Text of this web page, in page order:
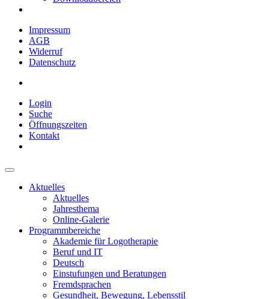
Impressum
AGB
Widerruf
Datenschutz
Login
Suche
Öffnungszeiten
Kontakt
Aktuelles
Aktuelles
Jahresthema
Online-Galerie
Programmbereiche
Akademie für Logotherapie
Beruf und IT
Deutsch
Einstufungen und Beratungen
Fremdsprachen
Gesundheit, Bewegung, Lebensstil